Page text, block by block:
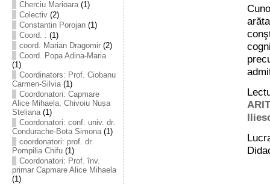
Cherciu Marioara(1)
Colectiv(2)
Constantin Porojan(1)
Coord. : (1)
coord. Marian Dragomir(2)
Coord. Popa Adina-Maria
(1)
Coordinators: Prof. Ciobanu
Carmen-Silvia(1)
Coordonatori: Capmare
Alice Mihaela, Chivoiu Nușa
Steliana(1)
Coordonatori: conf. univ. dr.
Condurache-Bota Simona(1)
coordonatori: prof. dr.
Pompilia Chifu(1)
Coordonatori: Prof. înv.
primar Capmare Alice Mihaela
(1)